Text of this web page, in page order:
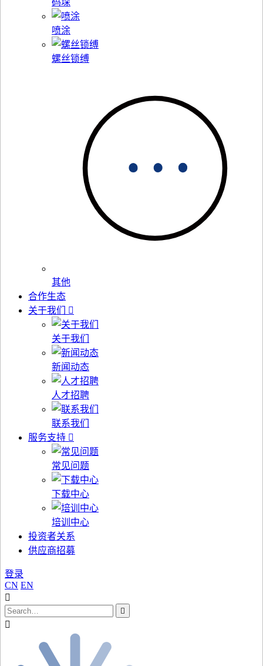
喷涂
螺丝锁缚
其他
合作生态
关于我们
关于我们
新闻动态
人才招聘
联系我们
服务支持
常见问题
下载中心
培训中心
投资者关系
供应商招募
登录
CN EN